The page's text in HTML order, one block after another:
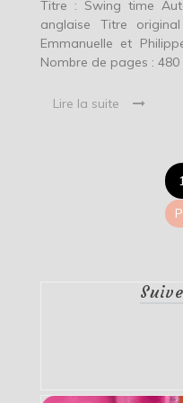
Titre : Swing time
anglaise Titre
Emmanuelle et
Nombre de pages :
Lire la suite